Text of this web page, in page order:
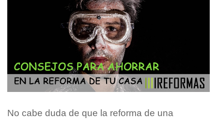
No cabe duda de que la reforma de una